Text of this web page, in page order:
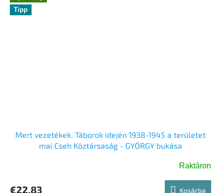
Tipp
Mert vezetékek. Táborok idején 1938-1945 a területet
mai Cseh Köztársaság - GYÖRGY bukása
Raktáron
€22,83 Kosárba